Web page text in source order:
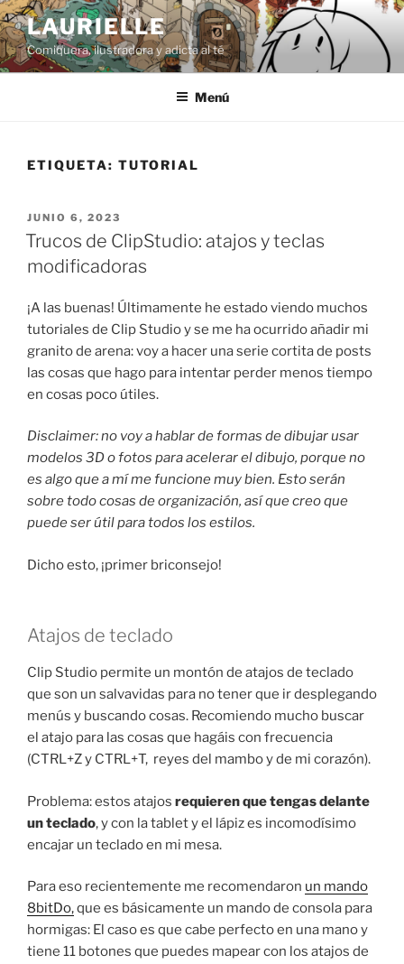
Saltar
al
contenido
LAURIELLE
Comiquera, ilustradora y adicta al té
Menú
ETIQUETA: TUTORIAL
PUBLICADO
EL
JUNIO 6, 2023
Trucos de ClipStudio: atajos y teclas
modificadoras
¡A las buenas! Últimamente he estado viendo muchos
tutoriales de Clip Studio y se me ha ocurrido añadir mi
granito de arena: voy a hacer una serie cortita de posts
las cosas que hago para intentar perder menos tiempo
en cosas poco útiles.
Disclaimer: no voy a hablar de formas de dibujar usar
modelos 3D o fotos para acelerar el dibujo, porque no
es algo que a mí me funcione muy bien. Esto serán
sobre todo cosas de organización, así que creo que
puede ser útil para todos los estilos.
Dicho esto, ¡primer briconsejo!
Atajos de teclado
Clip Studio permite un montón de atajos de teclado
que son un salvavidas para no tener que ir desplegando
menús y buscando cosas. Recomiendo mucho buscar
el atajo para las cosas que hagáis con frecuencia
(CTRL+Z y CTRL+T, reyes del mambo y de mi corazón).
Problema: estos atajos requieren que tengas delante
un teclado, y con la tablet y el lápiz es incomodísimo
encajar un teclado en mi mesa.
Para eso recientemente me recomendaron un mando
8bitDo,que es básicamente un mando de consola para
hormigas: El caso es que cabe perfecto en una mano y
tiene 11 botones que puedes mapear con los atajos de